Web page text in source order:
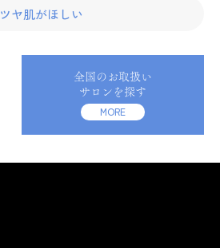
ツヤ肌がほしい
全国のお取扱い
サロンを探す
MORE